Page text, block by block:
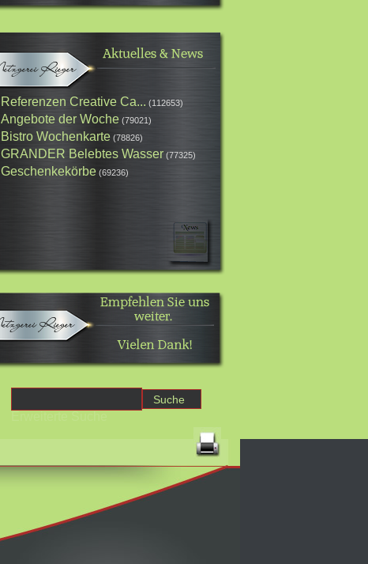
Referenzen Creative Ca... (112653)
Angebote der Woche(79021)
Bistro Wochenkarte(78826)
GRANDER Belebtes Wasser(77325)
Geschenkekörbe(69236)